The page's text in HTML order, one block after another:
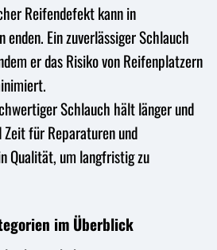
Reifendefekt kann in
Ein zuverlässiger Schlauch
er das Risiko von Reifenplatzern
Schlauch hält länger und
für Reparaturen und
Qualität, um langfristig zu
im Überblick